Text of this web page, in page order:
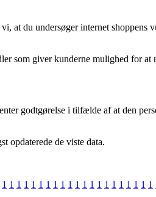
at du undersøger internet shoppens
som giver kunderne mulighed for at
godtgørelse i tilfælde af at den
opdaterede de viste data.
1 1 1 1 1 1 1 1 1 1 1 1 1 1 1 1 1 1 1 1 1